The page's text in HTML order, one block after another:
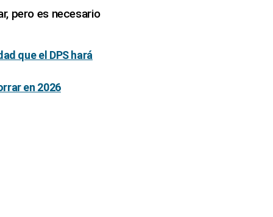
pero es necesario
que el DPS hará
en 2026